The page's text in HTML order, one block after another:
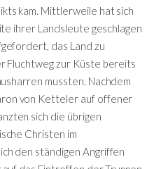
kam. Mittlerweile hat sich
ihrer Landsleute geschlagen
das Land zu
Fluchtweg zur Küste bereits
mussten. Nachdem
von Ketteler auf offener
sich die übrigen
Christen im
den ständigen Angriffen